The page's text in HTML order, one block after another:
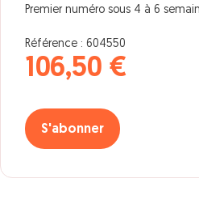
Premier numéro sous 4 à 6
Référence : 604550
106,50 €
S'abonner